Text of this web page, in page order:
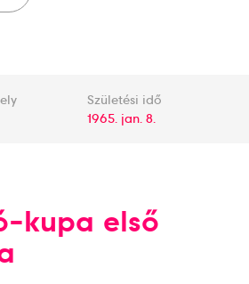
Születési idő
1965. jan. 8.
kupa első